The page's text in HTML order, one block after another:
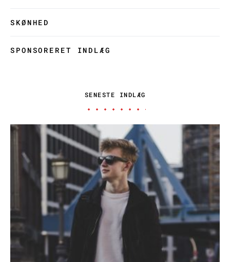
SKØNHED
SPONSORERET INDLÆG
SENESTE INDLÆG